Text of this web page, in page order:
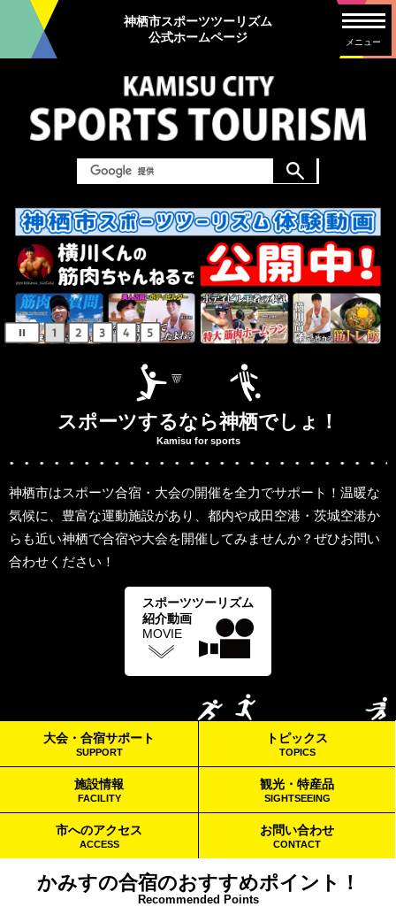
神栖市スポーツツーリズム
公式ホームページ
メニュー
スポーツするなら神栖でしょ！
Kamisu for sports
神栖市はスポーツ合宿・大会の開催を全力でサポート！温暖な
気候に、豊富な運動施設があり、都内や成田空港・茨城空港か
らも近い神栖で合宿や大会を開催してみませんか？ぜひお問い
合わせください！
スポーツツーリズム
紹介動画
MOVIE
大会・合宿サポート
SUPPORT
トピックス
TOPICS
施設情報
FACILITY
観光・特産品
SIGHTSEEING
市へのアクセス
ACCESS
お問い合わせ
CONTACT
かみすの合宿のおすすめポイント！
Recommended Points